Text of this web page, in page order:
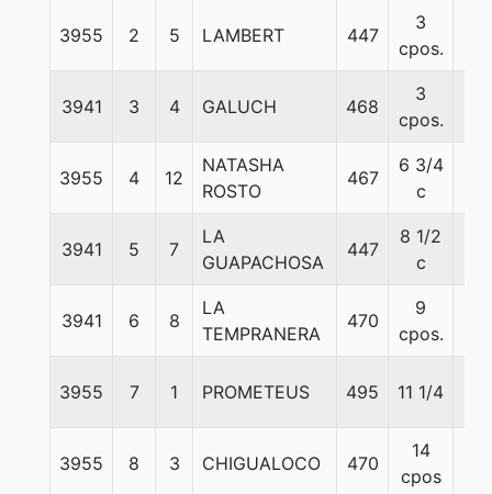
3955 2 5 LAMBERT 447
3
cpos.
3941 3 4 GALUCH 468
3
cpos.
3955 4 12
NATASHA
ROSTO
467
6 3/4
c
3941 5 7
LA
GUAPACHOSA
447
8 1/2
c
3941 6 8
LA
TEMPRANERA
470
9
cpos.
3955 7 1 PROMETEUS 495 11 1/4
3955 8 3 CHIGUALOCO 470
14
cpos